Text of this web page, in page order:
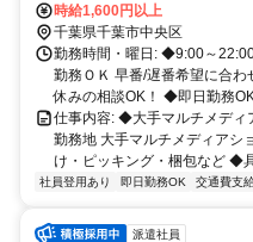
*-*-*
時給1,600円以上
千葉県千葉市中央区
勤務時間・曜日: ◆9:00～
勤務ＯＫ 早番/遅番希望に合
休みの相談OK！ ◆即日勤務OK
仕事内容: ◆大手マルチメディ
勤務地 大手マルチメディアシ
け・ピッキング・梱包など ◆
社員登用あり 即日勤務OK 交通費支
派遣社員